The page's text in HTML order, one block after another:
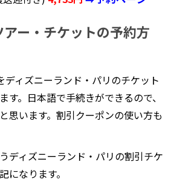
ー・チケットの予約方
ディズニーランド・パリのチケット
す。日本語で手続きができるので、
思います。割引クーポンの使い方も
ディズニーランド・パリの割引チケ
になります。